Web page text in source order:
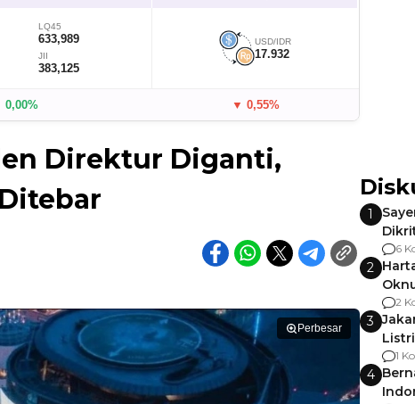
LQ45
633,989
JII
383,125
USD/IDR
17.932
0,00% ▼ 0,55%
Direktur Diganti,
Perbesar
1
6
2
2
3
1
4